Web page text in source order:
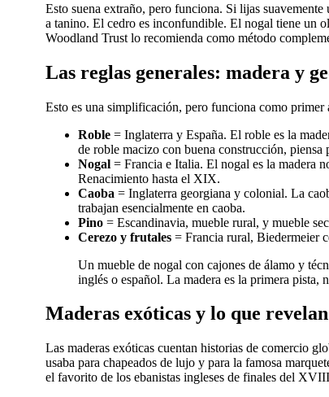
Esto suena extraño, pero funciona. Si lijas
a tanino. El cedro es inconfundible. El nogal tiene un
Woodland Trust lo recomienda como método
Las reglas generales: madera y
Esto es una simplificación, pero funciona como primer
Roble = Inglaterra y España. El roble es la
de roble macizo con buena construcción, piensa
Nogal = Francia e Italia. El nogal es la madera
Renacimiento hasta el XIX.
Caoba = Inglaterra georgiana y colonial. La
trabajan esencialmente en caoba.
Pino = Escandinavia, mueble rural, y mueble
Cerezo y frutales = Francia rural, Biedermeier
Un mueble de nogal con cajones de álamo y
inglés o español. La madera es la primera pista,
Maderas exóticas y lo que revelan
Las maderas exóticas cuentan historias de comercio
usaba para chapeados de lujo y para la famosa
el favorito de los ebanistas ingleses de finales del